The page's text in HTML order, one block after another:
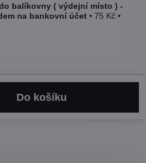
balíkovny ( výdejní místo ) -
na bankovní účet • 75 Kč •
Do košíku